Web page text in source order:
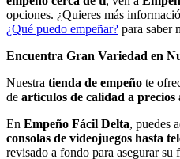
opciones. ¿Quieres más
¿Qué puedo empeñar? para saber
Encuentra Gran Variedad en
Nuestra tienda de empeño te
de artículos de calidad a precios
En Empeño Fácil Delta, puedes
consolas de videojuegos hasta
revisado a fondo para asegurar